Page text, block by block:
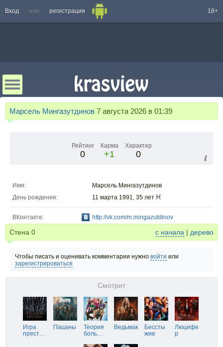
Вход или регистрация 18+
Марсель Мингазутдинов 7 августа 2026 в 01:39
Рейтинг
0
Карма
+1
Характер
0
Имя:
Марсель Мингазутдинов
День рождения:
11 марта 1991, 35 лет
ВКонтакте: http://vk.com/m.mingazutdinov
Стена 0 с начала | дерево
Чтобы писать и оценивать комментарии нужно войти или
зарегистрироваться
Смотрит
Игра
прест…
Пацаны
Теория
боль…
Ведьмак
Бессты
жие
Люцифе
р